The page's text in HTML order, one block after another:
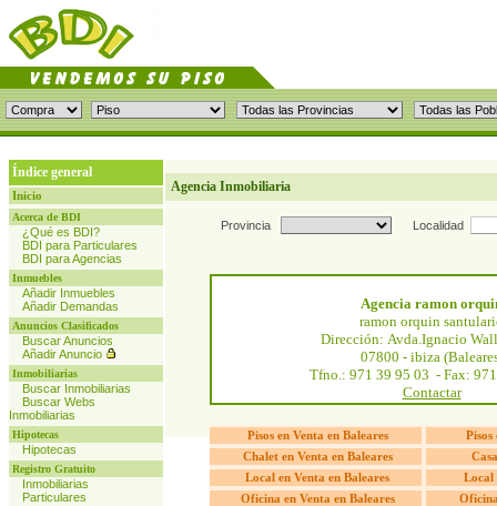
Índice general
Inicio
Acerca de BDI
¿Qué es BDI?
BDI para Particulares
BDI para Agencias
Inmuebles
Añadir Inmuebles
Añadir Demandas
Anuncios Clasificados
Buscar Anuncios
Añadir Anuncio
Inmobiliarias
Buscar Inmobiliarias
Buscar Webs
Inmobiliarias
Hipotecas
Hipotecas
Registro Gratuito
Inmobiliarias
Particulares
Agencia Inmobiliaria
Provincia Localidad
Agencia ramon
ramon orquin
Dirección: Avda.Ignacio
07800 - ibiza
Tfno.: 971 39 95 03 - Fax:
Contactar
Pisos en Venta en Baleares
Pisos
Chalet en Venta en Baleares
Local en Venta en Baleares
Local
Oficina en Venta en Baleares